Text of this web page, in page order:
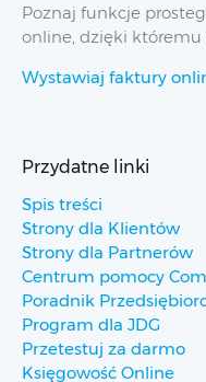
Poznaj funkcje
online, dzięki któremu
Wystawiaj faktury
Przydatne linki
Spis treści
Strony dla Klientów
Strony dla Partnerów
Centrum pomocy
Poradnik
Program dla JDG
Przetestuj za darmo
Księgowość Online